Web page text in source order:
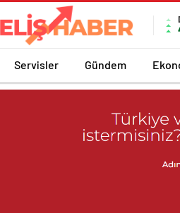
Servisler Gündem